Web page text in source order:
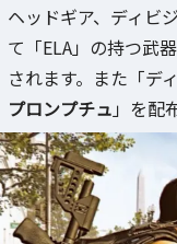
ヘッドギア、ディビ
て「ELA」の持つ武器
されます。また「デ
プロンプチュ 」を配